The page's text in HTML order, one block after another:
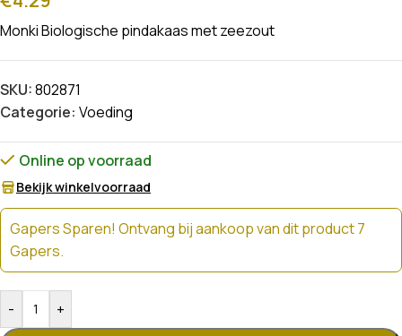
Monki Biologische pindakaas met zeezout
SKU:802871
Categorie: Voeding
Online op voorraad
Bekijk winkelvoorraad
Gapers Sparen! Ontvang bij aankoop van dit product 7
Gapers.
- +